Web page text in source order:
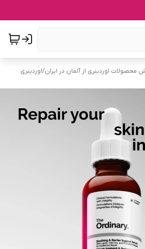
محصولات اوردینری از آلمان در ایران/اوردینری